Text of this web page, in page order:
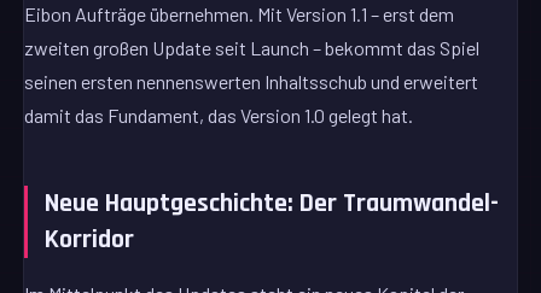
Eibon Aufträge übernehmen. Mit Version 1.1 – erst dem
zweiten großen Update seit Launch – bekommt das Spiel
seinen ersten nennenswerten Inhaltsschub und erweitert
damit das Fundament, das Version 1.0 gelegt hat.
Neue Hauptgeschichte: Der Traumwandel-
Korridor